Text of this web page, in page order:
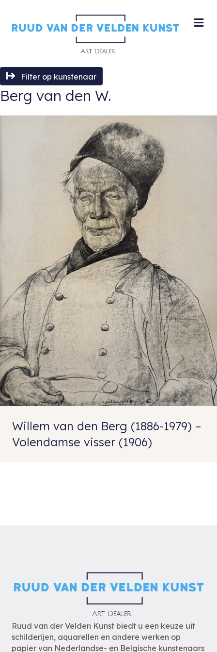
Filter op kunstenaar
Berg van den W.
Willem van den Berg (1886-1979) –
Volendamse visser (1906)
Ruud van der Velden Kunst biedt u een keuze uit
schilderijen, aquarellen en andere werken op
papier van Nederlandse- en Belgische kunstenaars